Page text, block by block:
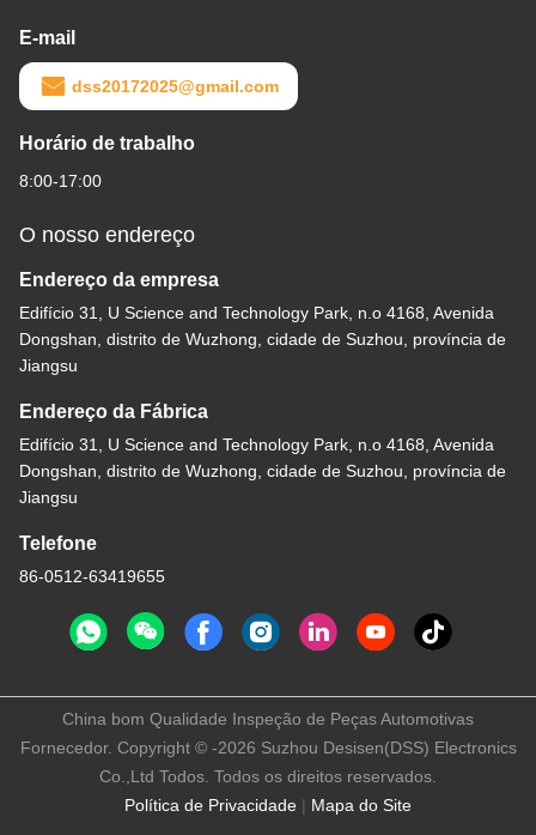
E-mail
dss20172025@gmail.com
Horário de trabalho
8:00-17:00
O nosso endereço
Endereço da empresa
Edifício 31, U Science and Technology Park, n.o 4168, Avenida
Dongshan, distrito de Wuzhong, cidade de Suzhou, província de
Jiangsu
Endereço da Fábrica
Edifício 31, U Science and Technology Park, n.o 4168, Avenida
Dongshan, distrito de Wuzhong, cidade de Suzhou, província de
Jiangsu
Telefone
86-0512-63419655
Política de Privacidade | Mapa do Site
China bom Qualidade Inspeção de Peças Automotivas
Fornecedor. Copyright © -2026 Suzhou Desisen(DSS) Electronics
Co.,Ltd Todos. Todos os direitos reservados.